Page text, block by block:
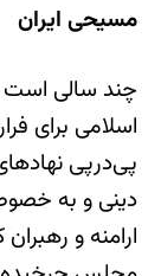
مسیحی ایران
چند سالی است
اسلامی برای
پی‌درپی
دینی و به
ارامنه و